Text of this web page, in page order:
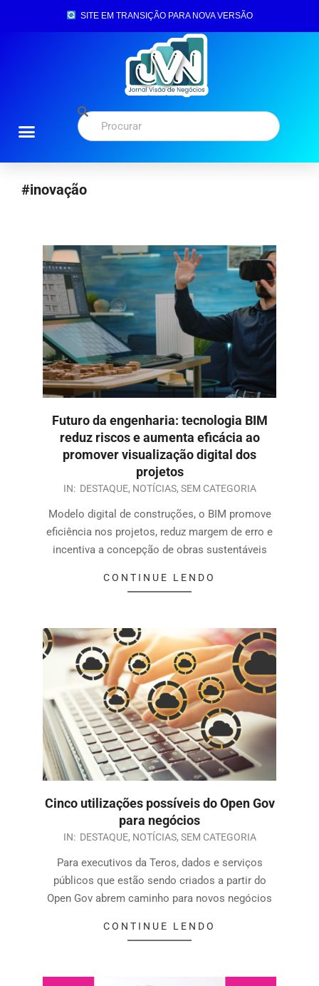
SITE EM TRANSIÇÃO PARA NOVA VERSÃO
#inovação
Futuro da engenharia: tecnologia BIM
reduz riscos e aumenta eficácia ao
promover visualização digital dos
projetos
IN: DESTAQUE, NOTÍCIAS, SEM CATEGORIA
Modelo digital de construções, o BIM promove
eficiência nos projetos, reduz margem de erro e
incentiva a concepção de obras sustentáveis
CONTINUE LENDO
Cinco utilizações possíveis do Open Gov
para negócios
IN: DESTAQUE, NOTÍCIAS, SEM CATEGORIA
Para executivos da Teros, dados e serviços
públicos que estão sendo criados a partir do
Open Gov abrem caminho para novos negócios
CONTINUE LENDO